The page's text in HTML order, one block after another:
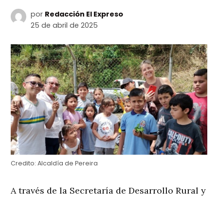
por Redacción El Expreso
25 de abril de 2025
Credito: Alcaldía de Pereira
A través de la Secretaría de Desarrollo Rural y